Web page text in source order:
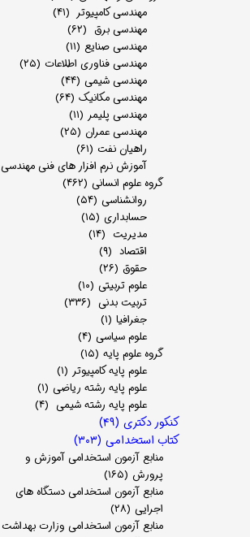
مهندسی کامپیوتر (۴۱)
مهندسی برق (۶۲)
مهندسی صنایع (۱۱)
مهندسی فناوری اطلاعات (۲۵)
مهندسی شیمی (۴۴)
مهندسی مکانیک (۶۴)
مهندسی پلیمر (۱۱)
مهندسی عمران (۲۵)
راهیان نفت (۶۱)
آموزش نرم افزار های فنی مهندسی
گروه علوم انسانی (۴۶۲)
روانشناسی (۵۴)
حسابداری (۱۵)
مدیریت (۱۴)
اقتصاد (۹)
حقوق (۲۶)
علوم تربیتی (۱۰)
تربیت بدنی (۳۳۶)
جغرافیا (۱)
علوم سیاسی (۴)
گروه علوم پایه (۱۵)
علوم پایه کامپیوتر (۱)
علوم پایه رشته ریاضی (۱)
علوم پایه رشته شیمی (۴)
کنکور دکتری (۴۹)
کتاب استخدامی (۳۰۳)
منابع آزمون استخدامی آموزش و
پرورش (۱۶۵)
منابع آزمون استخدامی دستگاه های
اجرایی (۲۸)
منابع آزمون استخدامی وزارت بهداشت